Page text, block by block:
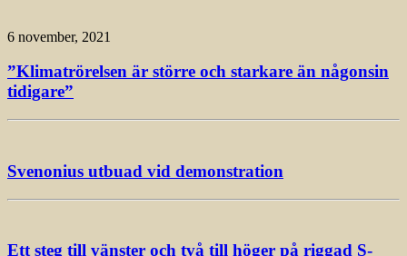
6 november, 2021
”Klimatrörelsen är större och starkare än någonsin
tidigare”
Svenonius utbuad vid demonstration
Ett steg till vänster och två till höger på riggad S-